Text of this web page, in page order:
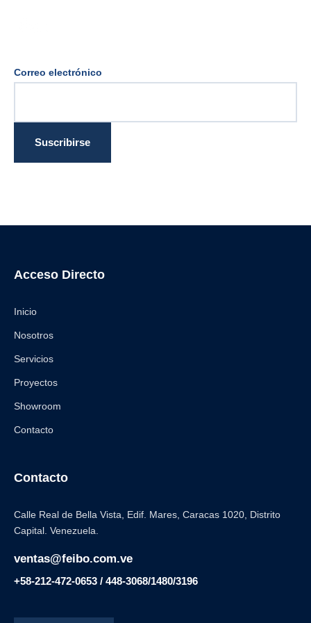
Correo electrónico
Acceso Directo
Inicio
Nosotros
Servicios
Proyectos
Showroom
Contacto
Contacto
Calle Real de Bella Vista, Edif. Mares, Caracas 1020, Distrito
Capital. Venezuela.
ventas@feibo.com.ve
+58-212-472-0653 / 448-3068/1480/3196